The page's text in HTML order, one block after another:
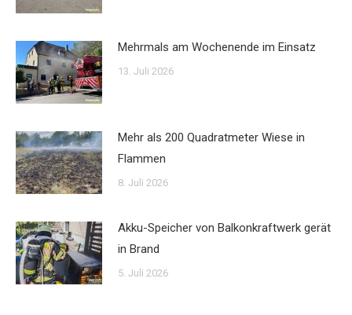
Mehrmals am Wochenende im Einsatz
13. Juli 2026
Mehr als 200 Quadratmeter Wiese in
Flammen
8. Juli 2026
Akku-Speicher von Balkonkraftwerk gerät
in Brand
5. Juli 2026